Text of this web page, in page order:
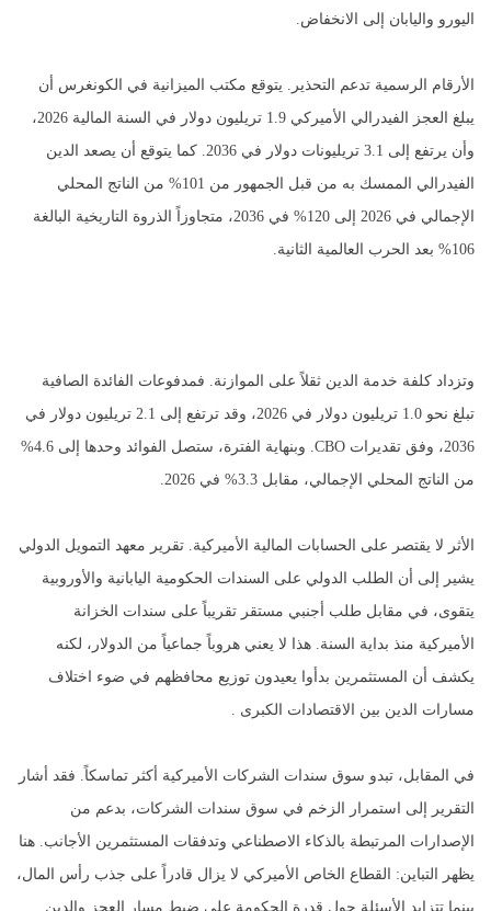
اليورو واليابان إلى الانخفاض.
الأرقام الرسمية تدعم التحذير. يتوقع مكتب الميزانية في الكونغرس أن
يبلغ العجز الفيدرالي الأميركي 1.9 تريليون دولار في السنة المالية 2026،
وأن يرتفع إلى 3.1 تريليونات دولار في 2036. كما يتوقع أن يصعد الدين
الفيدرالي الممسك به من قبل الجمهور من 101% من الناتج المحلي
الإجمالي في 2026 إلى 120% في 2036، متجاوزاً الذروة التاريخية البالغة
106% بعد الحرب العالمية الثانية.
وتزداد كلفة خدمة الدين ثقلاً على الموازنة. فمدفوعات الفائدة الصافية
تبلغ نحو 1.0 تريليون دولار في 2026، وقد ترتفع إلى 2.1 تريليون دولار في
2036، وفق تقديرات CBO. وبنهاية الفترة، ستصل الفوائد وحدها إلى 4.6%
من الناتج المحلي الإجمالي، مقابل 3.3% في 2026.
الأثر لا يقتصر على الحسابات المالية الأميركية. تقرير معهد التمويل الدولي
يشير إلى أن الطلب الدولي على السندات الحكومية اليابانية والأوروبية
يتقوى، في مقابل طلب أجنبي مستقر تقريباً على سندات الخزانة
الأميركية منذ بداية السنة. هذا لا يعني هروباً جماعياً من الدولار، لكنه
يكشف أن المستثمرين بدأوا يعيدون توزيع محافظهم في ضوء اختلاف
مسارات الدين بين الاقتصادات الكبرى .
في المقابل، تبدو سوق سندات الشركات الأميركية أكثر تماسكاً. فقد أشار
التقرير إلى استمرار الزخم في سوق سندات الشركات، بدعم من
الإصدارات المرتبطة بالذكاء الاصطناعي وتدفقات المستثمرين الأجانب. هنا
يظهر التباين: القطاع الخاص الأميركي لا يزال قادراً على جذب رأس المال،
بينما تتزايد الأسئلة حول قدرة الحكومة على ضبط مسار العجز والدين.